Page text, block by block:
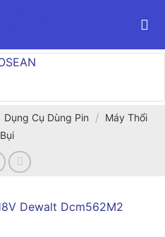
Dụng Cụ Dùng Pin / Máy Thổi
Bụi